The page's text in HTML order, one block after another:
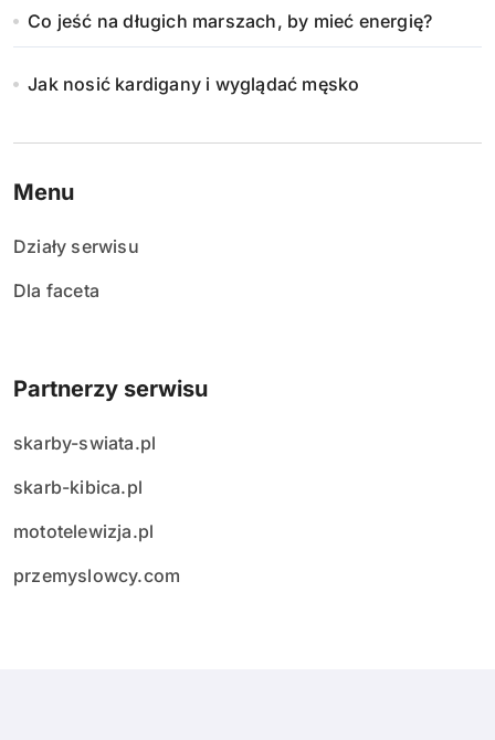
Co jeść na długich marszach, by mieć energię?
Jak nosić kardigany i wyglądać męsko
Menu
Działy serwisu
Dla faceta
Partnerzy serwisu
skarby-swiata.pl
skarb-kibica.pl
mototelewizja.pl
przemyslowcy.com